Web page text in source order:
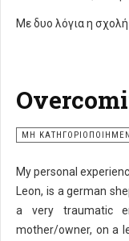
Με δυο λόγια η σχολή
ΜΗ
My personal
Leon, is a german
a very traumatic
mother/owner, on a